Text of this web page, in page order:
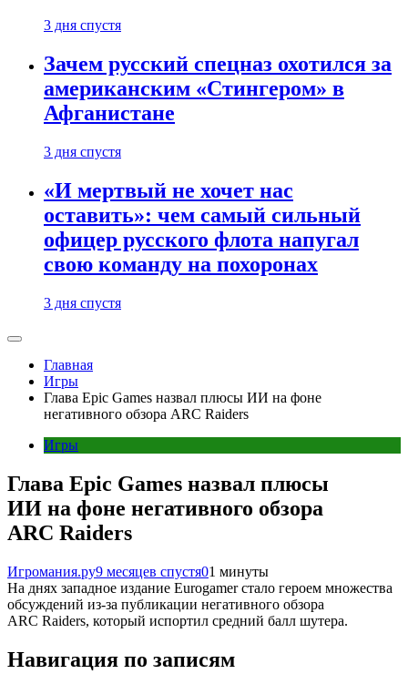
3 дня спустя
Зачем русский спецназ охотился за
американским «Стингером» в
Афганистане
3 дня спустя
«И мертвый не хочет нас
оставить»: чем самый сильный
офицер русского флота напугал
свою команду на похоронах
3 дня спустя
Главная
Игры
Глава Epic Games назвал плюсы ИИ на фоне
негативного обзора ARC Raiders
Игры
Глава Epic Games назвал плюсы
ИИ на фоне негативного обзора
ARC Raiders
Игромания.ру9 месяцев спустя01 минуты
На днях западное издание Eurogamer стало героем множества
обсуждений из-за публикации негативного обзора
ARC Raiders, который испортил средний балл шутера.
Навигация по записям